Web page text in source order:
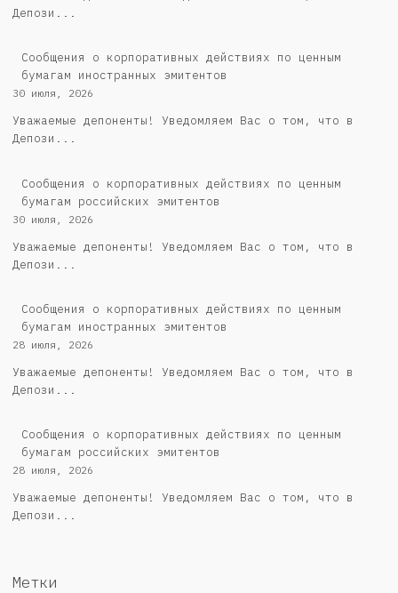
Депози...
Сообщения о корпоративных действиях по ценным
бумагам иностранных эмитентов
30 июля, 2026
Уважаемые депоненты! Уведомляем Вас о том, что в
Депози...
Cообщения о корпоративных действиях по ценным
бумагам российских эмитентов
30 июля, 2026
Уважаемые депоненты! Уведомляем Вас о том, что в
Депози...
Сообщения о корпоративных действиях по ценным
бумагам иностранных эмитентов
28 июля, 2026
Уважаемые депоненты! Уведомляем Вас о том, что в
Депози...
Cообщения о корпоративных действиях по ценным
бумагам российских эмитентов
28 июля, 2026
Уважаемые депоненты! Уведомляем Вас о том, что в
Депози...
Метки